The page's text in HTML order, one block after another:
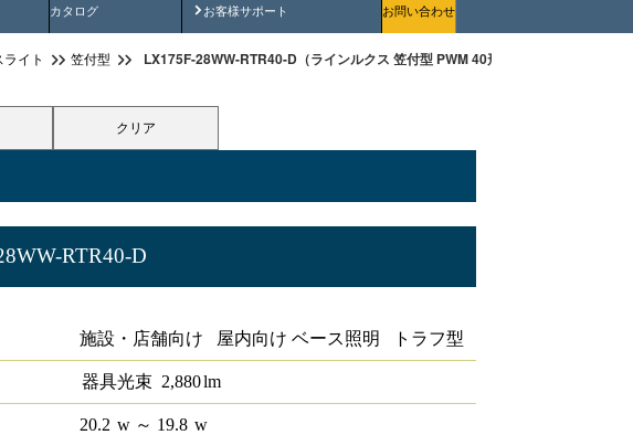
カタログ お客様サポート
安全にご使用いただくためにお問い合わせ
イト 笠付型 LX175F-28WW-RTR40-D（ラインルクス 笠付型 PWM 40形 ）
クリア
RTR40-D
施設・店舗向け 屋内向け ベース照明 トラフ型
器具光束 2,880lm
20.2 w ～ 19.8 w